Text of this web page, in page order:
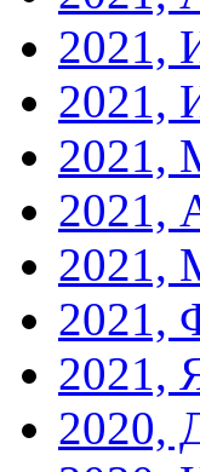
2021,
2021,
2021,
2021,
2021,
2021,
2021,
2020,